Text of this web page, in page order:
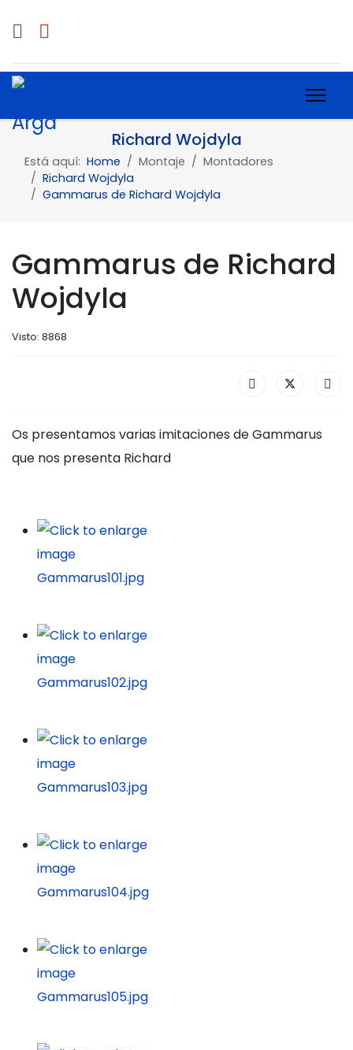
Richard Wojdyla
Está aquí: Home Montaje
Montadores
Richard Wojdyla
Gammarus de Richard Wojdyla
Gammarus de Richard
Wojdyla
Visto: 8868
Os presentamos varias imitaciones de Gammarus
que nos presenta Richard